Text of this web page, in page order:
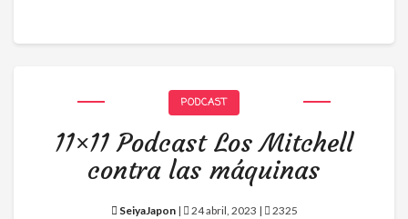
PODCAST
11×11 Podcast Los Mitchell
contra las máquinas
SeiyaJapon| 24 abril, 2023 | 2325